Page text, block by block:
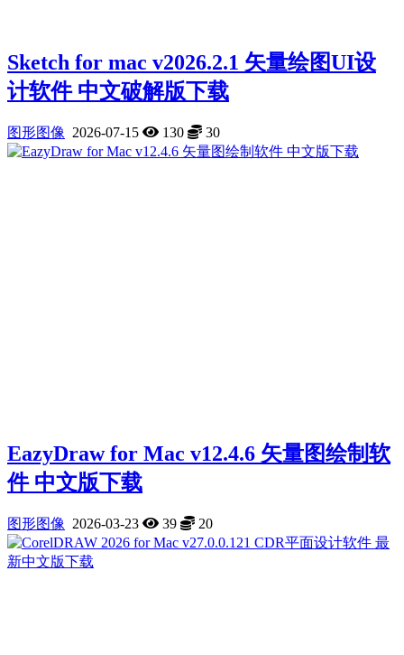
Sketch for mac v2026.2.1 矢量绘图UI设
计软件 中文破解版下载
图形图像 2026-07-15 130 30
EazyDraw for Mac v12.4.6 矢量图绘制软
件 中文版下载
图形图像 2026-03-23 39 20